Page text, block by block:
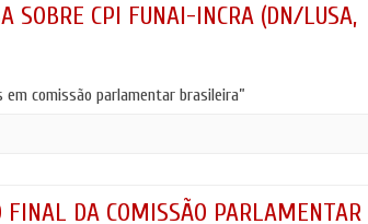
SOBRE CPI FUNAI-INCRA (DN/LUSA,
comissão parlamentar brasileira”
FINAL DA COMISSÃO PARLAMENTAR